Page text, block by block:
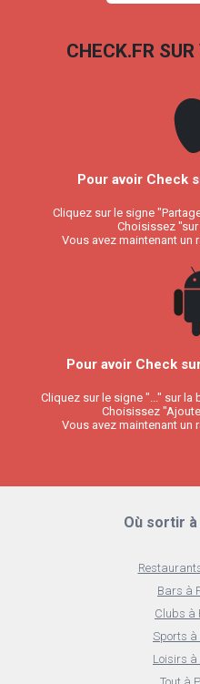
CHECK.FR
Pour avoir Check
Cliquez sur le signe
Choisissez
Vous avez maintenant un
Pour avoir Check
Cliquez sur le signe "..." sur la
Choisissez
Vous avez maintenant un
Où sortir
Bars à
Clubs à
Sports à
Loisirs